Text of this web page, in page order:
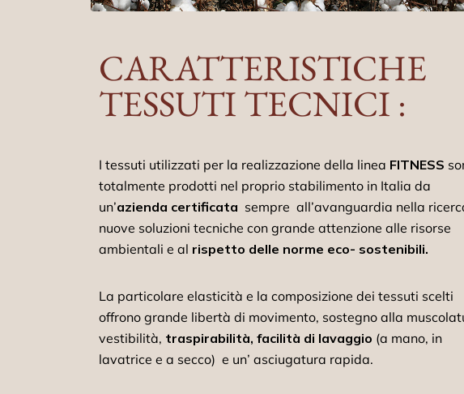
CARATTERISTICHE
TESSUTI TECNICI :
I tessuti utilizzati per la realizzazione della linea FITNESS
totalmente prodotti nel proprio stabilimento in Italia da
un’azienda certificata sempre all’avanguardia nella
nuove soluzioni tecniche con grande attenzione alle risorse
ambientali e al rispetto delle norme eco- sostenibili.
La particolare elasticità e la composizione dei tessuti scelti
offrono grande libertà di movimento, sostegno alla
vestibilità, traspirabilità, facilità di lavaggio (a mano, in
lavatrice e a secco) e un’ asciugatura rapida.